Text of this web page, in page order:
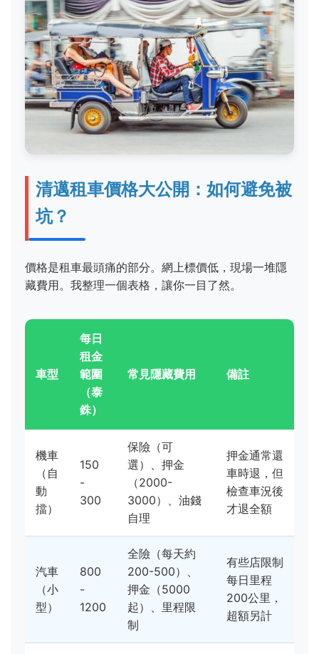
清邁租車價格大公開：如何避免被
坑？
價格是租車最頭痛的部分。網上標價低，現場一堆隱
藏費用。我整理一個表格，讓你一目了然。
車型
每日
租金
範圍
（泰
銖）
常見隱藏費用 備註
機車
（自
動
擋）
150
-
300
保險（可
選）、押金
（2000-
3000）、油錢
自理
押金通常還
車時退，但
檢查車況後
才退全額
汽車
（小
型）
800
-
1200
全險（每天約
200-500）、
押金（5000
起）、里程限
制
有些店限制
每日里程
200公里，
超額另計